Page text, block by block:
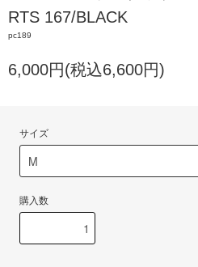
RTS 167/BLACK
pc189
6,000円(税込6,600円)
サイズ
購入数